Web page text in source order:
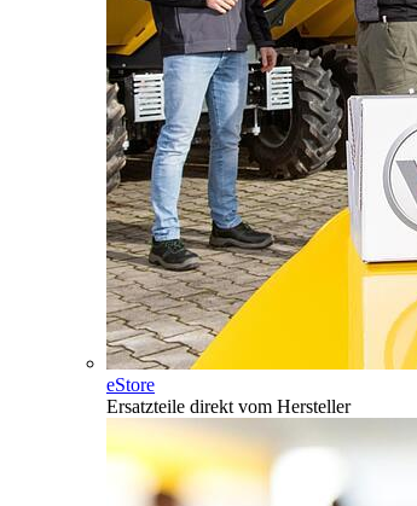
eStore
Ersatzteile direkt vom Hersteller